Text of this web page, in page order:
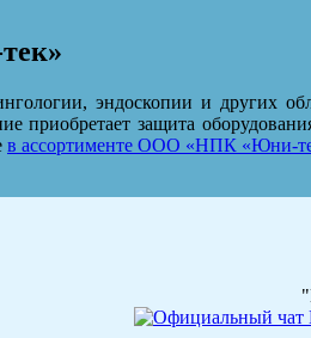
эндоскопии и других
приобретает защита
в ассортименте ООО «НПК «Юни-